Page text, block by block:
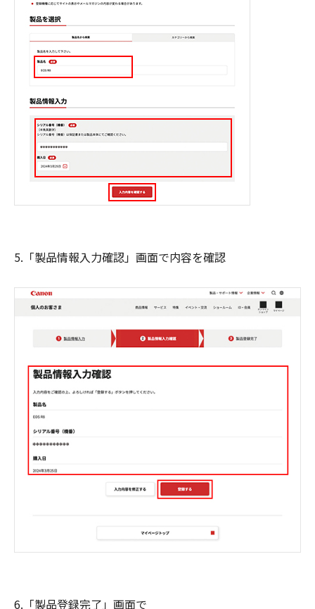
5.「製品情報入力確認」画面で内容を確認
6.「製品登録完了」画面で